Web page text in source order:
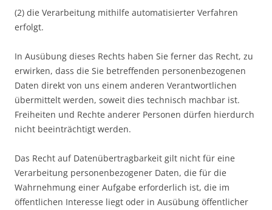
(2) die Verarbeitung mithilfe automatisierter Verfahren
erfolgt.
In Ausübung dieses Rechts haben Sie ferner das Recht, zu
erwirken, dass die Sie betreffenden personenbezogenen
Daten direkt von uns einem anderen Verantwortlichen
übermittelt werden, soweit dies technisch machbar ist.
Freiheiten und Rechte anderer Personen dürfen hierdurch
nicht beeinträchtigt werden.
Das Recht auf Datenübertragbarkeit gilt nicht für eine
Verarbeitung personenbezogener Daten, die für die
Wahrnehmung einer Aufgabe erforderlich ist, die im
öffentlichen Interesse liegt oder in Ausübung öffentlicher